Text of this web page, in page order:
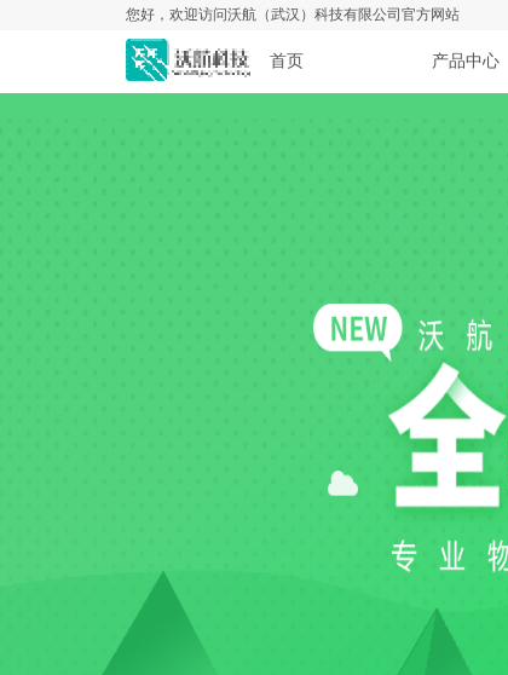
您好，欢迎访问沃航（武汉）科技有限公司官方网站
首页 产品中心